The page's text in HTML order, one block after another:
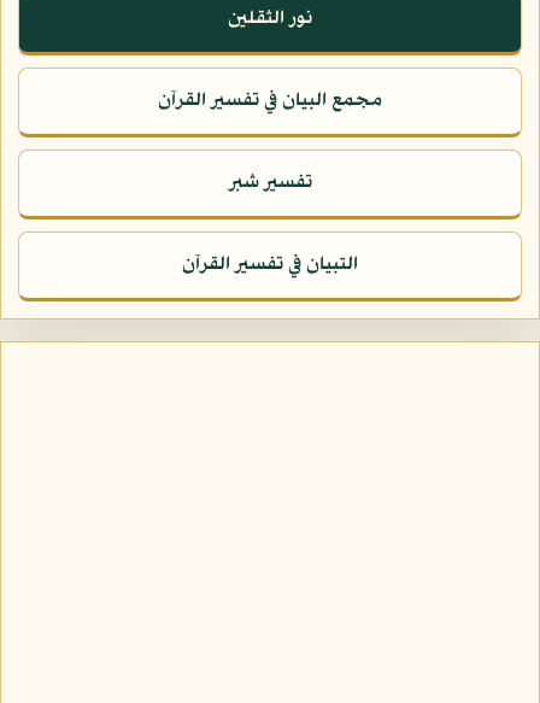
نور الثقلين
مجمع البيان في تفسير القرآن
تفسير شبر
التبيان في تفسير القرآن